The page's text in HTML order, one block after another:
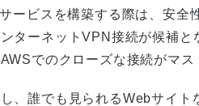
ービスを構築する際は、安全
ターネットVPN接続が候補
でのクローズな接続がマス
、誰でも見られるWebサイ